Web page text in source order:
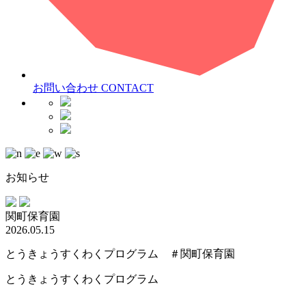
お問い合わせ CONTACT
お知らせ
関町保育園
2026.05.15
とうきょうすくわくプログラム ＃関町保育園
とうきょうすくわくプログラム